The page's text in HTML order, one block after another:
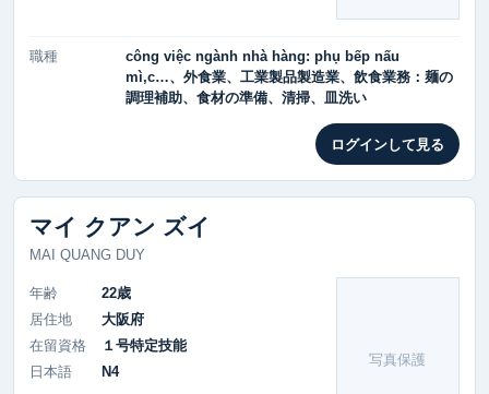
職種
công việc ngành nhà hàng: phụ bếp nấu
mì,c…、外食業、工業製品製造業、飲食業務：麺の
調理補助、食材の準備、清掃、皿洗い
ログインして見る
マイ クアン ズイ
MAI QUANG DUY
写真保護
年齢
22歳
居住地
大阪府
在留資格
１号特定技能
日本語
N4